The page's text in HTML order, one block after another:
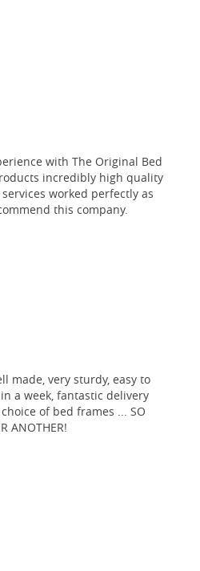
with The Original Bed
incredibly high quality
worked perfectly as
this company.
made, very sturdy, easy to
a week, fantastic delivery
of bed frames ... SO
ANOTHER!